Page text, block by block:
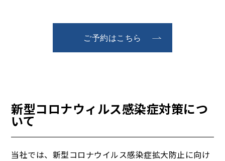
ご予約はこちら
新型コロナウィルス感染症対策につ
いて
当社では、新型コロナウイルス感染症拡大防止に向け